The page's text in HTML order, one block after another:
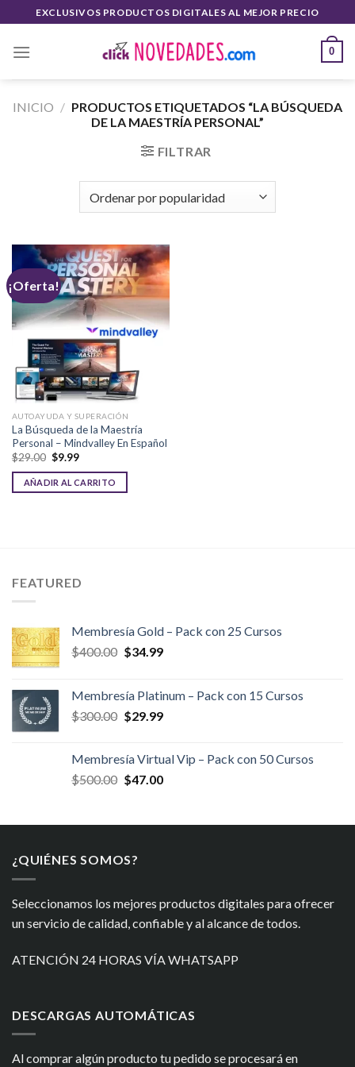
al
contenido
EXCLUSIVOS PRODUCTOS DIGITALES AL MEJOR PRECIO
0
INICIO / PRODUCTOS ETIQUETADOS “LA BÚSQUEDA
DE LA MAESTRÍA PERSONAL”
FILTRAR
¡Oferta!
AUTOAYUDA Y SUPERACIÓN
La Búsqueda de la Maestría
Personal – Mindvalley En Español
$29.00 El
original
era:
$9.99El
actual
es:
AÑADIR AL CARRITO
FEATURED
Membresía Gold – Pack con 25 Cursos
$400.00 El
era:
$400.00.
$34.99El
es:
$34.99.
Membresía Platinum – Pack con 15 Cursos
$300.00 El
era:
$300.00.
$29.99El
es:
$29.99.
Membresía Virtual Vip – Pack con 50 Cursos
$500.00 El
era:
$47.00El
es:
¿QUIÉNES SOMOS?
Seleccionamos los mejores productos digitales para ofrecer
un servicio de calidad, confiable y al alcance de todos.
ATENCIÓN 24 HORAS VÍA WHATSAPP
DESCARGAS AUTOMÁTICAS
Al comprar algún producto tu pedido se procesará en